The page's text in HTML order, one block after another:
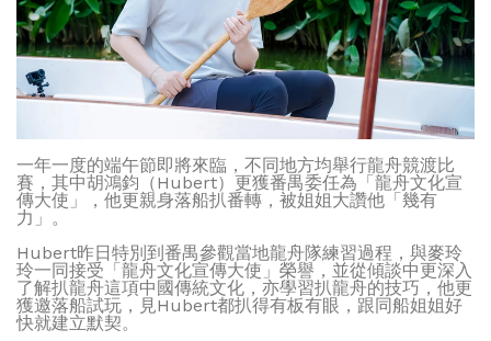
一年一度的端午節即將來臨，不同地方均舉行龍舟競渡比
賽，其中胡鴻鈞（Hubert）更獲番禺委任為「龍舟文化宣
傳大使」，他更親身落船扒番轉，被姐姐大讚他「幾有
力」。
Hubert昨日特別到番禺參觀當地龍舟隊練習過程，與麥玲
玲一同接受「龍舟文化宣傳大使」榮譽，並從傾談中更深入
了解扒龍舟這項中國傳統文化，亦學習扒龍舟的技巧，他更
獲邀落船試玩，見Hubert都扒得有板有眼，跟同船姐姐好
快就建立默契。